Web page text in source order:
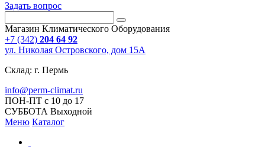
Задать вопрос
Магазин Климатического Оборудования
+7 (342) 204 64 92
ул. Николая Островского, дом 15А
Склад: г. Пермь
info@perm-climat.ru
ПОН-ПТ с 10 до 17
СУББОТА Выходной
Меню Каталог